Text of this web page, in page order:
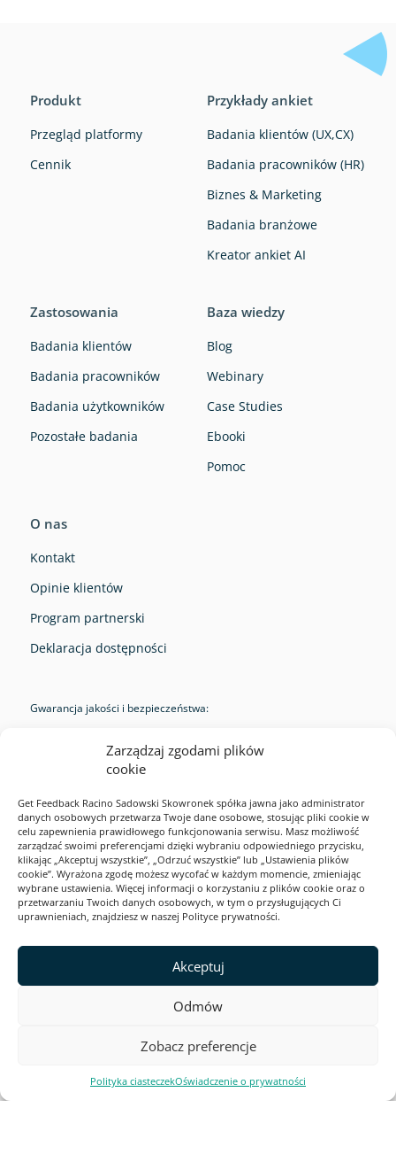
Zarządzaj zgodami plików
cookie
Get Feedback Racino Sadowski Skowronek spółka jawna jako administrator
danych osobowych przetwarza Twoje dane osobowe, stosując pliki cookie w
celu zapewnienia prawidłowego funkcjonowania serwisu. Masz możliwość
zarządzać swoimi preferencjami dzięki wybraniu odpowiedniego przycisku,
klikając „Akceptuj wszystkie”, „Odrzuć wszystkie” lub „Ustawienia plików
cookie”. Wyrażona zgodę możesz wycofać w każdym momencie, zmieniając
wybrane ustawienia. Więcej informacji o korzystaniu z plików cookie oraz o
przetwarzaniu Twoich danych osobowych, w tym o przysługujących Ci
uprawnieniach, znajdziesz w naszej Polityce prywatności.
Akceptuj
Odmów
Zobacz preferencje
Polityka ciasteczekOświadczenie o prywatności
Produkt
Przegląd platformy
Cennik
Przykłady ankiet
Badania klientów (UX,CX)
Badania pracowników (HR)
Biznes & Marketing
Badania branżowe
Kreator ankiet AI
Zastosowania
Badania klientów
Badania pracowników
Badania użytkowników
Pozostałe badania
Baza wiedzy
Blog
Webinary
Case Studies
Ebooki
Pomoc
O nas
Kontakt
Opinie klientów
Program partnerski
Deklaracja dostępności
Gwarancja jakości i bezpieczeństwa:
Regulamin serwisu
Polityka prywatności
Cookies
RODO
Ta strona jest zabezpieczona przez reCAPTCHA i Google. Obowiązują